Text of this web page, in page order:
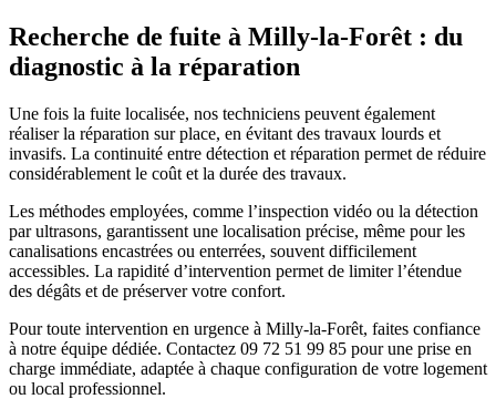
Recherche de fuite à Milly-la-Forêt : du
diagnostic à la réparation
Une fois la fuite localisée, nos techniciens peuvent également
réaliser la réparation sur place, en évitant des travaux lourds et
invasifs. La continuité entre détection et réparation permet de réduire
considérablement le coût et la durée des travaux.
Les méthodes employées, comme l’inspection vidéo ou la détection
par ultrasons, garantissent une localisation précise, même pour les
canalisations encastrées ou enterrées, souvent difficilement
accessibles. La rapidité d’intervention permet de limiter l’étendue
des dégâts et de préserver votre confort.
Pour toute intervention en urgence à Milly-la-Forêt, faites confiance
à notre équipe dédiée. Contactez 09 72 51 99 85 pour une prise en
charge immédiate, adaptée à chaque configuration de votre logement
ou local professionnel.